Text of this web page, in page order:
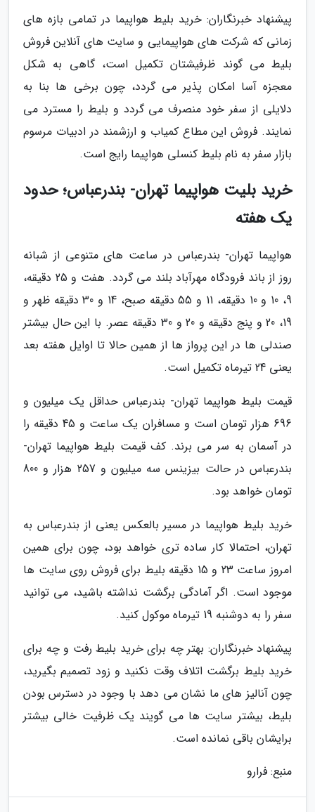
پیشنهاد خبرنگاران: خرید بلیط هواپیما در تمامی بازه های
زمانی که شرکت های هواپیمایی و سایت های آنلاین فروش
بلیط می گوند ظرفیشتان تکمیل است، گاهی به شکل
معجزه آسا امکان پذیر می گردد، چون برخی ها بنا به
دلایلی از سفر خود منصرف می گردد و بلیط را مسترد می
نمایند. فروش این مطاع کمیاب و ارزشمند در ادبیات مرسوم
بازار سفر به نام بلیط کنسلی هواپیما رایج است.
خرید بلیت هواپیما تهران- بندرعباس؛ حدود
یک هفته
هواپیما تهران- بندرعباس در ساعت های متنوعی از شبانه
روز از باند فرودگاه مهرآباد بلند می گردد. هفت و 25 دقیقه،
9، 10 و 10 دقیقه، 11 و 55 دقیقه صبح، 14 و 30 دقیقه ظهر و
19، 20 و پنج دقیقه و 20 و 30 دقیقه عصر. با این حال بیشتر
صندلی ها در این پرواز ها از همین حالا تا اوایل هفته بعد
یعنی 24 تیرماه تکمیل است.
قیمت بلیط هواپیما تهران- بندرعباس حداقل یک میلیون و
696 هزار تومان است و مسافران یک ساعت و 45 دقیقه را
در آسمان به سر می برند. کف قیمت بلیط هواپیما تهران-
بندرعباس در حالت بیزینس سه میلیون و 257 هزار و 800
تومان خواهد بود.
خرید بلیط هواپیما در مسیر بالعکس یعنی از بندرعباس به
تهران، احتمالا کار ساده تری خواهد بود، چون برای همین
امروز ساعت 23 و 15 دقیقه بلیط برای فروش روی سایت ها
موجود است. اگر آمادگی برگشت نداشته باشید، می توانید
سفر را به دوشنبه 19 تیرماه موکول کنید.
پیشنهاد خبرنگاران: بهتر چه برای خرید بلیط رفت و چه برای
خرید بلیط برگشت اتلاف وقت نکنید و زود تصمیم بگیرید،
چون آنالیز های ما نشان می دهد با وجود در دسترس بودن
بلیط، بیشتر سایت ها می گویند یک ظرفیت خالی بیشتر
برایشان باقی نمانده است.
منبع: فرارو